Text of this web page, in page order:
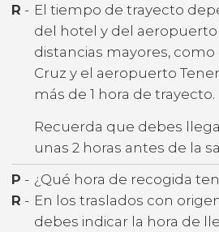
R - El tiempo de trayecto
del hotel y del aeropuerto
distancias mayores,
Cruz y el aeropuerto
más de 1 hora de trayecto.
Recuerda que debes
unas 2 horas antes de la
P - ¿Qué hora de recogida
R - En los traslados con
debes indicar la hora de